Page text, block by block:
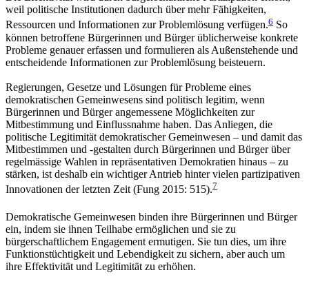
weil politische Institutionen dadurch über mehr Fähigkeiten,
Ressourcen und Informationen zur Problemlösung verfügen.6 So
können betroffene Bürgerinnen und Bürger üblicherweise konkrete
Probleme genauer erfassen und formulieren als Außenstehende und
entscheidende Informationen zur Problemlösung beisteuern.
Regierungen, Gesetze und Lösungen für Probleme eines
demokratischen Gemeinwesens sind politisch legitim, wenn
Bürgerinnen und Bürger angemessene Möglichkeiten zur
Mitbestimmung und Einflussnahme haben. Das Anliegen, die
politische Legitimität demokratischer Gemeinwesen – und damit das
Mitbestimmen und -gestalten durch Bürgerinnen und Bürger über
regelmässige Wahlen in repräsentativen Demokratien hinaus – zu
stärken, ist deshalb ein wichtiger Antrieb hinter vielen partizipativen
Innovationen der letzten Zeit (Fung 2015: 515).7
Demokratische Gemeinwesen binden ihre Bürgerinnen und Bürger
ein, indem sie ihnen Teilhabe ermöglichen und sie zu
bürgerschaftlichem Engagement ermutigen. Sie tun dies, um ihre
Funktionstüchtigkeit und Lebendigkeit zu sichern, aber auch um
ihre Effektivität und Legitimität zu erhöhen.